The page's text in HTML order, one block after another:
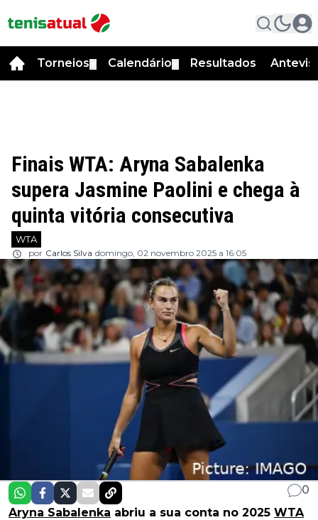
Torneios Calendário Resultados
Finais WTA: Aryna Sabalenka
supera Jasmine Paolini e chega à
quinta vitória consecutiva
WTA
por Carlos Silva domingo, 02 novembro 2025 a 16:05
0
Aryna Sabalenka abriu a sua conta no 2025 WTA